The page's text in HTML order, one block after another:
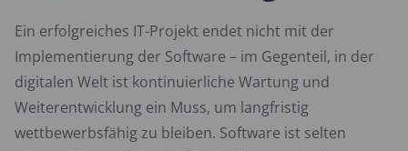
Ein erfolgreiches IT-Projekt endet nicht mit der
Implementierung der Software – im Gegenteil, in der
digitalen Welt ist kontinuierliche Wartung und
Weiterentwicklung ein Muss, um langfristig
wettbewerbsfähig zu bleiben. Software ist selten